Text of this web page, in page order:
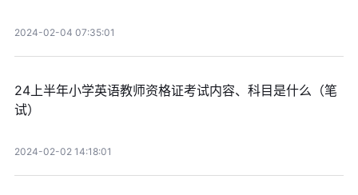
2024-02-04 07:35:01
24上半年小学英语教师资格证考试内容、科目是什么（笔
试）
2024-02-02 14:18:01